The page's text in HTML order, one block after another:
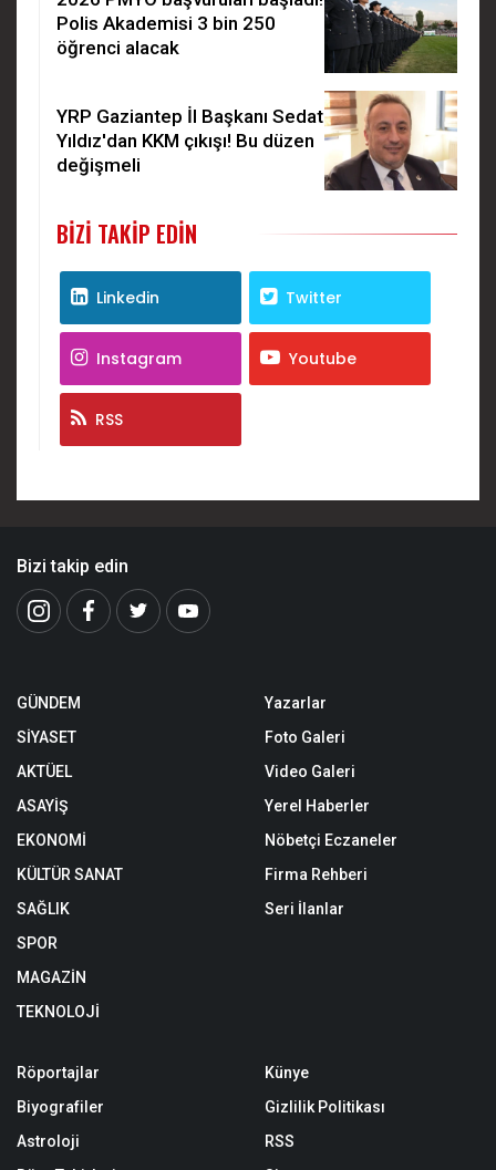
Polis Akademisi 3 bin 250
öğrenci alacak
YRP Gaziantep İl Başkanı Sedat
Yıldız'dan KKM çıkışı! Bu düzen
değişmeli
BIZI TAKIP EDIN
Linkedin Twitter
Instagram Youtube
RSS
Bizi takip edin
GÜNDEM
SİYASET
AKTÜEL
ASAYİŞ
EKONOMİ
KÜLTÜR SANAT
SAĞLIK
SPOR
MAGAZİN
TEKNOLOJİ
Yazarlar
Foto Galeri
Video Galeri
Yerel Haberler
Nöbetçi Eczaneler
Firma Rehberi
Seri İlanlar
Röportajlar
Biyografiler
Astroloji
Künye
Gizlilik Politikası
RSS